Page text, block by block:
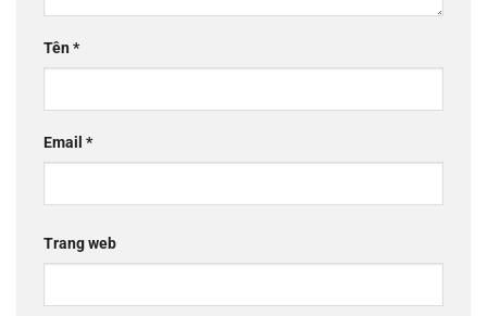
Tên*
Email *
Trang web